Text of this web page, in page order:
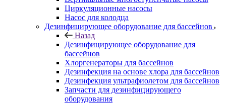
Циркуляционные насосы
Насос для колодца
Дезинфицирующее оборудование для бассейнов
Назад
Дезинфицирующее оборудование для
бассейнов
Хлоргенераторы для бассейнов
Дезинфекция на основе хлора для бассейнов
Дезинфекция ультрафиолетом для бассейнов
Запчасти для дезинфицирующего
оборудования